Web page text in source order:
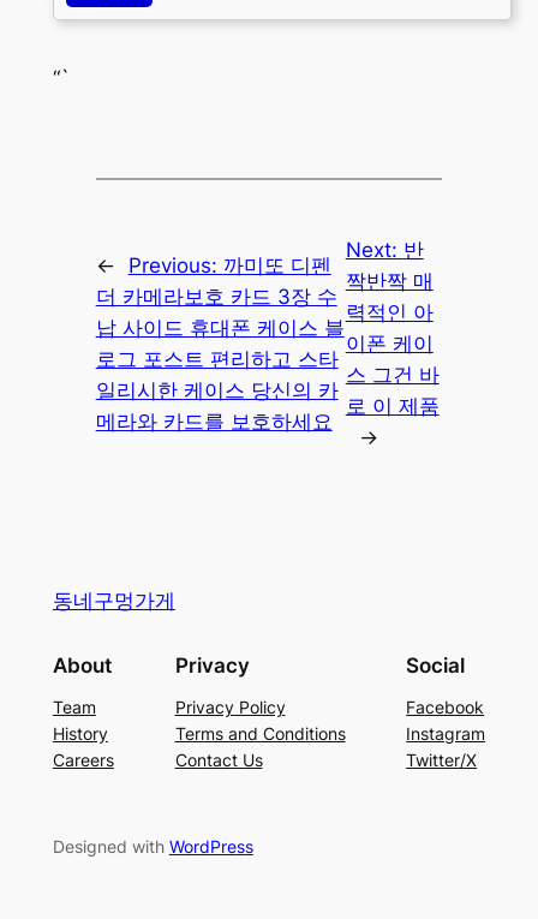
“`
← Previous: 까미또 디펜
더 카메라보호 카드 3장 수
납 사이드 휴대폰 케이스 블
로그 포스트 편리하고 스타
일리시한 케이스 당신의 카
메라와 카드를 보호하세요
Next: 반
짝반짝 매
력적인 아
이폰 케이
스 그건 바
로 이 제품
→
동네구멍가게
About
Team
History
Careers
Privacy
Privacy Policy
Terms and Conditions
Contact Us
Social
Facebook
Instagram
Twitter/X
Designed with WordPress